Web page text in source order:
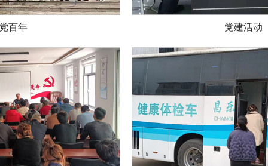
百年 党建活动